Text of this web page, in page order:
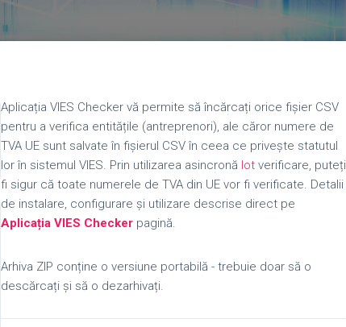
Aplicația VIES Checker vă permite să încărcați orice fișier CSV
pentru a verifica entitățile (antreprenori), ale căror numere de
TVA UE sunt salvate în fișierul CSV în ceea ce privește statutul
lor în sistemul VIES. Prin utilizarea asincronă lot verificare, puteți
fi sigur că toate numerele de TVA din UE vor fi verificate. Detalii
de instalare, configurare și utilizare descrise direct pe
Aplicația VIES Checker pagină.
Arhiva ZIP conține o versiune portabilă - trebuie doar să o
descărcați și să o dezarhivați.